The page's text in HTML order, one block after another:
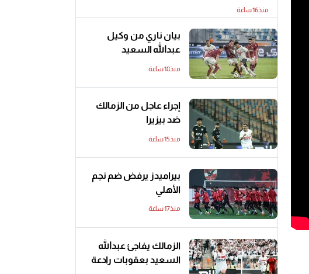
منذ16 ساعة
بيان ناري من وكيل
عبدالله السعيد
منذ18 ساعة
إجراء عاجل من الزمالك
ضد بيزيرا
منذ15 ساعة
بيراميدز يرفض ضم نجم
الأهلي
منذ17 ساعة
الزمالك يفاجئ عبدالله
السعيد بعقوبات رادعة